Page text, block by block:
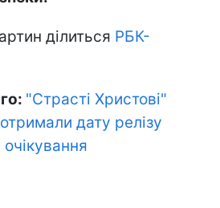
ділиться РБК-
"Страсті Христові"
дату релізу
очікування